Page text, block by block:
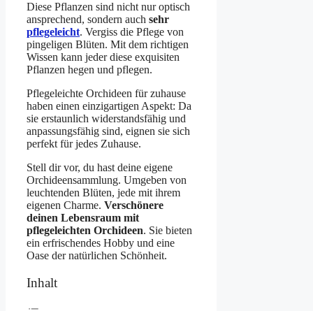
Diese Pflanzen sind nicht nur optisch
ansprechend, sondern auch sehr
pflegeleicht. Vergiss die Pflege von
pingeligen Blüten. Mit dem richtigen
Wissen kann jeder diese exquisiten
Pflanzen hegen und pflegen.
Pflegeleichte Orchideen für zuhause
haben einen einzigartigen Aspekt: Da
sie erstaunlich widerstandsfähig und
anpassungsfähig sind, eignen sie sich
perfekt für jedes Zuhause.
Stell dir vor, du hast deine eigene
Orchideensammlung. Umgeben von
leuchtenden Blüten, jede mit ihrem
eigenen Charme. Verschönere
deinen Lebensraum mit
pflegeleichten Orchideen. Sie bieten
ein erfrischendes Hobby und eine
Oase der natürlichen Schönheit.
Inhalt